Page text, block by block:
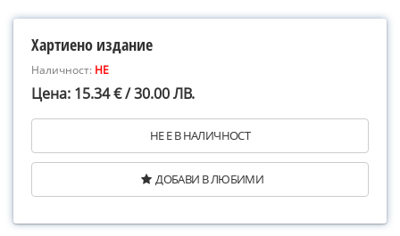
Хартиено издание
Наличност: НЕ
Цена: 15.34 € / 30.00 ЛВ.
НЕ Е В НАЛИЧНОСТ
ДОБАВИ В ЛЮБИМИ